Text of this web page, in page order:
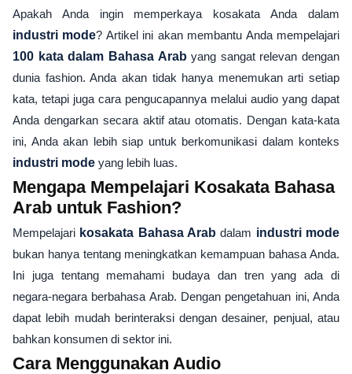
Apakah Anda ingin memperkaya kosakata Anda dalam
industri mode? Artikel ini akan membantu Anda mempelajari
100 kata dalam Bahasa Arab yang sangat relevan dengan
dunia fashion. Anda akan tidak hanya menemukan arti setiap
kata, tetapi juga cara pengucapannya melalui audio yang dapat
Anda dengarkan secara aktif atau otomatis. Dengan kata-kata
ini, Anda akan lebih siap untuk berkomunikasi dalam konteks
industri mode yang lebih luas.
Mengapa Mempelajari Kosakata Bahasa
Arab untuk Fashion?
Mempelajari kosakata Bahasa Arab dalam industri mode
bukan hanya tentang meningkatkan kemampuan bahasa Anda.
Ini juga tentang memahami budaya dan tren yang ada di
negara-negara berbahasa Arab. Dengan pengetahuan ini, Anda
dapat lebih mudah berinteraksi dengan desainer, penjual, atau
bahkan konsumen di sektor ini.
Cara Menggunakan Audio